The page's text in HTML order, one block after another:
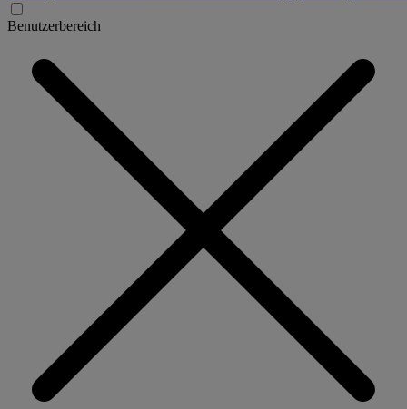
Benutzerbereich